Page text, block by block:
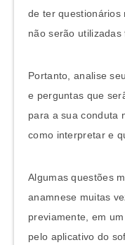
de ter questionários
não serão utilizadas
Portanto, analise
e perguntas que
para a sua conduta
como interpretar e
Algumas questões
anamnese muitas
previamente, em
pelo aplicativo do